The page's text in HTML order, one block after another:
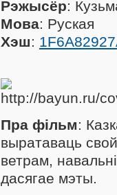
Рэжысёр:
Мова: Руская
Хэш:
Пра фільм:
выратаваць
ветрам,
дасягае мэты.